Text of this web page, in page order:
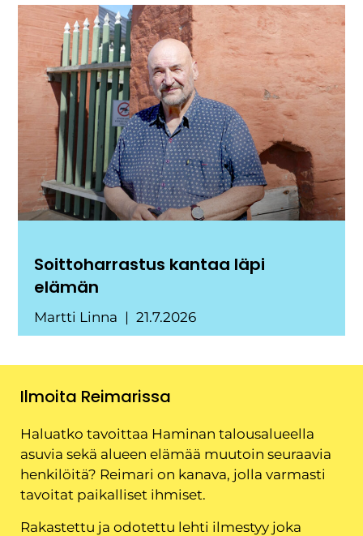
Soittoharrastus kantaa läpi
elämän
Martti Linna 21.7.2026
Ilmoita Reimarissa
Haluatko tavoittaa Haminan talousalueella
asuvia sekä alueen elämää muutoin seuraavia
henkilöitä? Reimari on kanava, jolla varmasti
tavoitat paikalliset ihmiset.
Rakastettu ja odotettu lehti ilmestyy joka